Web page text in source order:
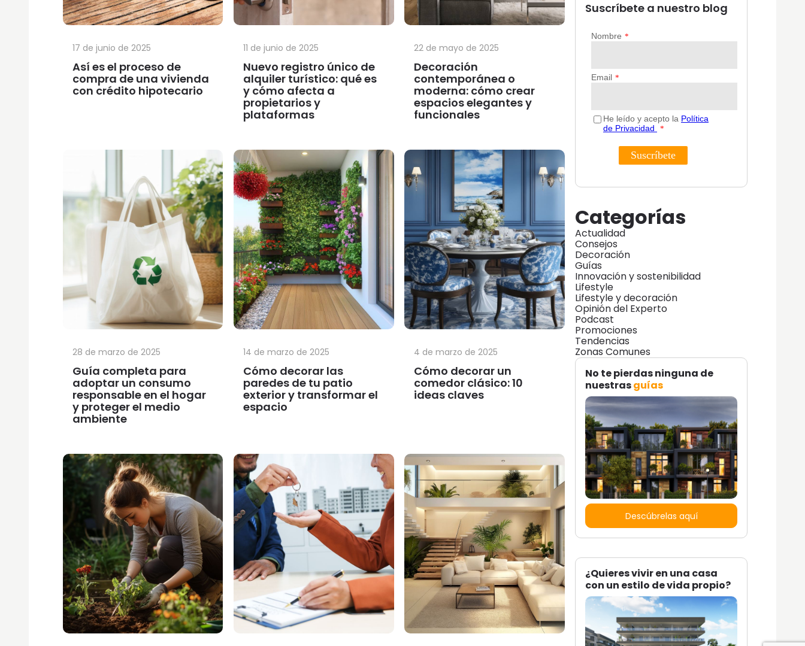
Así es el proceso de
compra de una vivienda
con crédito hipotecario
17 de junio de 2025
Nuevo registro único de
alquiler turístico: qué es
y cómo afecta a
propietarios y
plataformas
11 de junio de 2025
Decoración
contemporánea o
moderna: cómo crear
espacios elegantes y
funcionales
22 de mayo de 2025
Guía completa para
adoptar un consumo
responsable en el hogar
y proteger el medio
ambiente
28 de marzo de 2025
Cómo decorar las
paredes de tu patio
exterior y transformar el
espacio
14 de marzo de 2025
Cómo decorar un
comedor clásico: 10
ideas claves
4 de marzo de 2025
Suscríbete a nuestro blog
Categorías
Actualidad
Consejos
Decoración
Guías
Innovación y sostenibilidad
Lifestyle
Lifestyle y decoración
Opinión del Experto
Podcast
Promociones
Tendencias
Zonas Comunes
No te pierdas ninguna de
nuestrasguías
Descúbrelas aquí
¿Quieres vivir en una casa
con un estilo de vida propio?